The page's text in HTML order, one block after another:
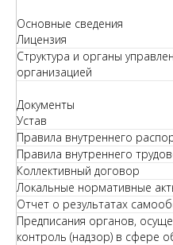
Основные сведения
Лицензия
Структура и органы
организацией
Документы
Устав
Правила внутреннего
Правила внутреннего
Коллективный договор
Локальные нормативные
Отчет о результатах
Предписания органов,
контроль (надзор) в сфере